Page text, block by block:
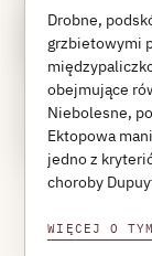
WIĘCEJ O
Drobne,
grzbietowymi
obejmujące
Niebolesne,
Ektopowa
jedno z
choroby
WIĘCEJ O
REFERENCE
Hindocha S et
1634.
PubMedDOI
.